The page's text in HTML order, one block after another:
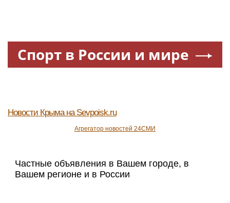
Спорт в России и мире
Новости Крыма на Sevpoisk.ru
Агрегатор новостей 24СМИ
Частные объявления в Вашем городе, в
Вашем регионе и в России